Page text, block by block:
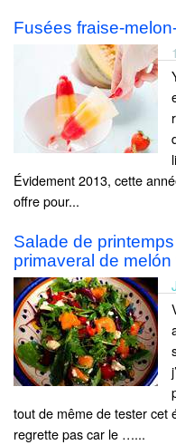
Fusées fraise-
Évidement 2013, cette
offre pour...
Salade de
primaveral de
tout de même de tester cet
regrette pas car le …...